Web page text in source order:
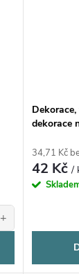
+
dekorace
34,71 Kč
42 Kč/